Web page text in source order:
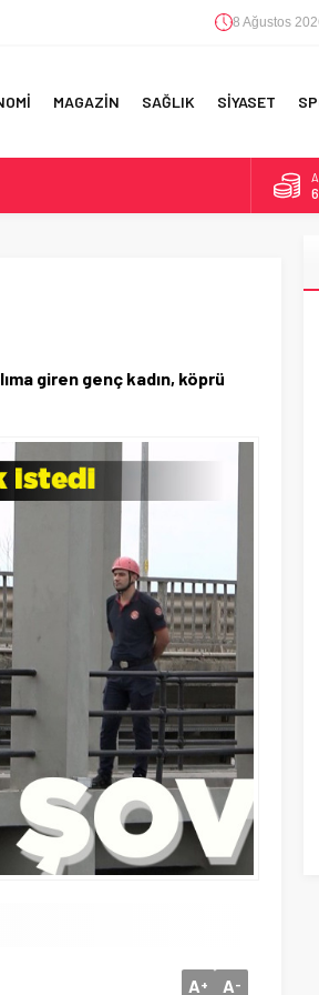
8 Ağustos
MAGAZİN SAĞLIK SİYASET
giren genç kadın, köprü
A+ A-